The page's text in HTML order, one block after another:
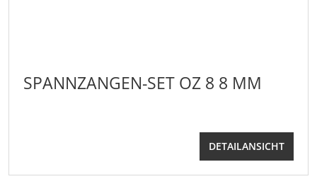
SPANNZANGEN-SET OZ 8 8 MM
DETAILANSICHT